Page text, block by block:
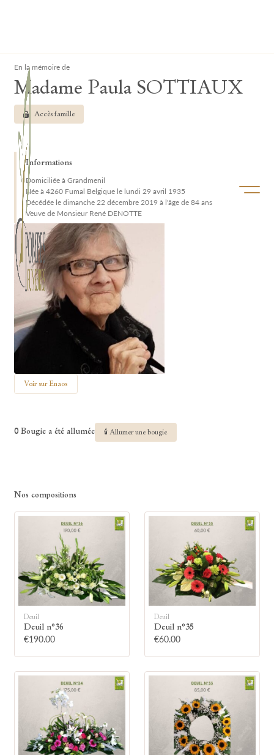
Ouvrir/
En la mémoire de
Madame Paula SOTTIAUX
Accès famille
Informations
Domiciliée à Grandmenil
Née à 4260 Fumal Belgique le lundi 29 avril 1935
Décédée le dimanche 22 décembre 2019 à l'âge de 84 ans
Veuve de Monsieur René DENOTTE
Voir sur Enaos
0 Bougie a été allumée 🕯 Allumer une bougie
Allumez une bougie
Montrez votre soutien à la famille en
allumant symboliquement une bougie.
Nos compositions
Deuil
Deuil n°36
€190.00
Deuil
Deuil n°35
€60.00